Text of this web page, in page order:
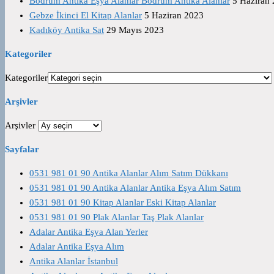
Gebze İkinci El Kitap Alanlar 5 Haziran 2023
Kadıköy Antika Sat 29 Mayıs 2023
Kategoriler
Kategoriler
Arşivler
Arşivler
Sayfalar
0531 981 01 90 Antika Alanlar Alım Satım Dükkanı
0531 981 01 90 Antika Alanlar Antika Eşya Alım Satım
0531 981 01 90 Kitap Alanlar Eski Kitap Alanlar
0531 981 01 90 Plak Alanlar Taş Plak Alanlar
Adalar Antika Eşya Alan Yerler
Adalar Antika Eşya Alım
Antika Alanlar İstanbul